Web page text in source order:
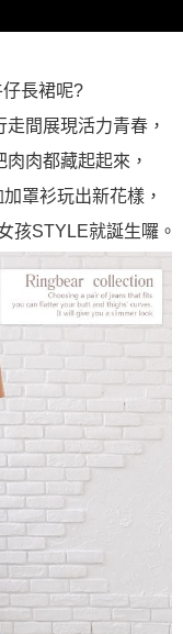
長裙呢?
間展現活力青春，
肉都藏起起來，
罩衫玩出新花樣，
孩STYLE就誕生囉。